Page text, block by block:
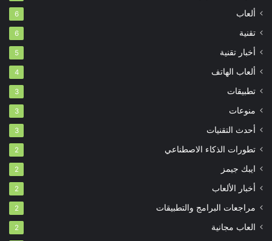
ألعاب 6
تقنية 6
أخبار تقنية 5
ألعاب الهاتف 4
تطبيقات 3
منوعات 3
أحدث التقنيات 3
تطورات الذكاء الاصطناعي 2
ايبك جيمز 2
أخبار الألعاب 2
مراجعات البرامج والتطبيقات 2
العاب مجانية 2